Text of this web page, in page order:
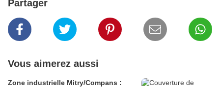
Partager
Vous aimerez aussi
Zone industrielle Mitry/Compans :